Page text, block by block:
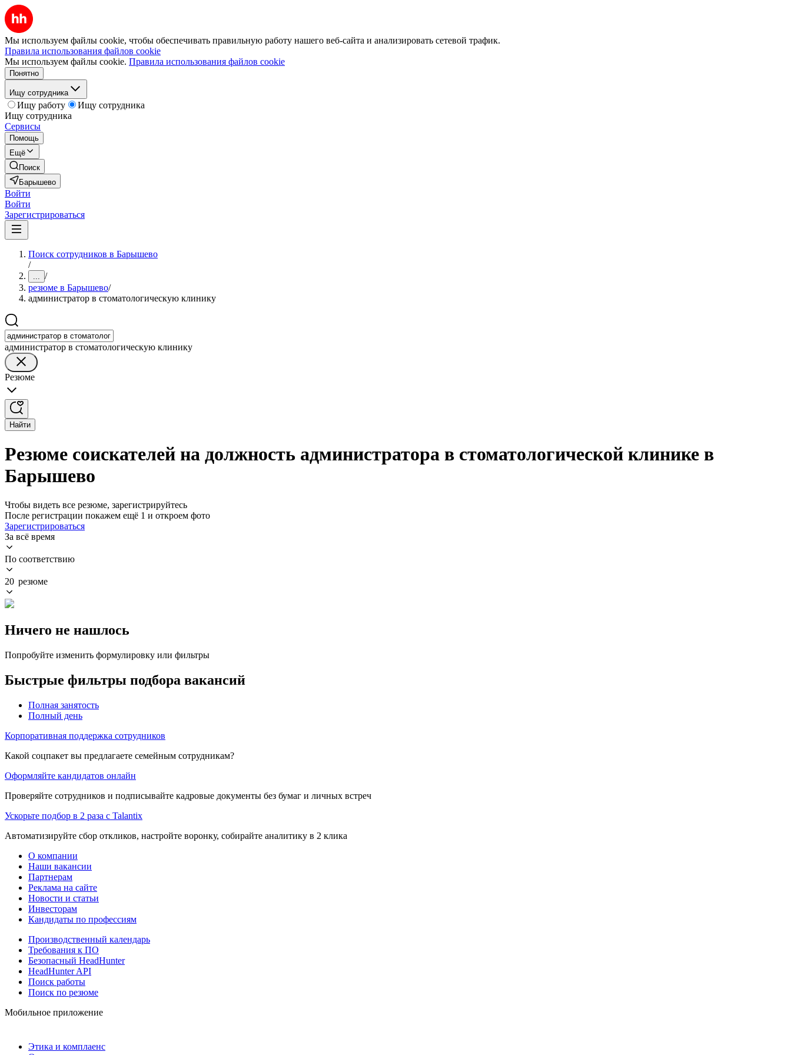
Мы используем файлы cookie, чтобы обеспечивать правильную работу нашего веб-сайта и анализировать сетевой трафик.
Правила использования файлов cookie
Мы используем файлы cookie. Правила использования файлов cookie
Понятно
Ищу сотрудника
Ищу работу
Ищу сотрудника
Ищу сотрудника
Сервисы
Помощь
Ещё
Поиск
Барышево
Войти
Войти
Зарегистрироваться
Поиск сотрудников в Барышево
/
... /
резюме в Барышево/
администратор в стоматологическую клинику
администратор в стоматологическую клинику
Резюме
Найти
Резюме соискателей на должность администратора в стоматологической клинике в
Барышево
Чтобы видеть все резюме, зарегистрируйтесь
После регистрации покажем ещё 1 и откроем фото
Зарегистрироваться
За всё время
По соответствию
20 резюме
Ничего не нашлось
Попробуйте изменить формулировку или фильтры
Быстрые фильтры подбора вакансий
Полная занятость
Полный день
Корпоративная поддержка сотрудников
Какой соцпакет вы предлагаете семейным сотрудникам?
Оформляйте кандидатов онлайн
Проверяйте сотрудников и подписывайте кадровые документы без бумаг и личных встреч
Ускорьте подбор в 2 раза с Talantix
Автоматизируйте сбор откликов, настройте воронку, собирайте аналитику в 2 клика
О компании
Наши вакансии
Партнерам
Реклама на сайте
Новости и статьи
Инвесторам
Кандидаты по профессиям
Производственный календарь
Требования к ПО
Безопасный HeadHunter
HeadHunter API
Поиск работы
Поиск по резюме
Мобильное приложение
Этика и комплаенс